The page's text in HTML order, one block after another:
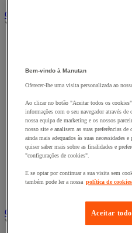
Carro e reboque de movimentação
Ver todas as categorias
Carro contentor
Carro de nível constante
Carro dobrável
Carro eléctrico
Carro em fio de aço
Carro para caixas
Carro para carga comprida
Carros com espaldar fixo e
Carros de preparação de
Reboque industrial
Contentor móvel gradeado
Ver todas as categorias
Bem-vindo à Manutan
Oferecer-lhe uma visita personalizada ao
Ao clicar no botão "Aceitar todos os
informações com o seu navegador através
nossa equipa de marketing e os nossos
nosso site e analisem as suas preferências
ainda mais adequados às suas necessidades
quiser saber mais sobre as finalidades e
"configurações de cookies".
E se optar por continuar a sua visita sem
também pode ler a nossa política de
Aceitar